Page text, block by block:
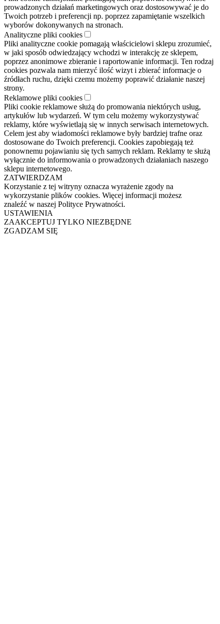
prowadzonych działań marketingowych oraz dostosowywać je do
Twoich potrzeb i preferencji np. poprzez zapamiętanie wszelkich
wyborów dokonywanych na stronach.
Analityczne pliki cookies
Pliki analityczne cookie pomagają właścicielowi sklepu zrozumieć,
w jaki sposób odwiedzający wchodzi w interakcję ze sklepem,
poprzez anonimowe zbieranie i raportowanie informacji. Ten rodzaj
cookies pozwala nam mierzyć ilość wizyt i zbierać informacje o
źródłach ruchu, dzięki czemu możemy poprawić działanie naszej
strony.
Reklamowe pliki cookies
Pliki cookie reklamowe służą do promowania niektórych usług,
artykułów lub wydarzeń. W tym celu możemy wykorzystywać
reklamy, które wyświetlają się w innych serwisach internetowych.
Celem jest aby wiadomości reklamowe były bardziej trafne oraz
dostosowane do Twoich preferencji. Cookies zapobiegają też
ponownemu pojawianiu się tych samych reklam. Reklamy te służą
wyłącznie do informowania o prowadzonych działaniach naszego
sklepu internetowego.
ZATWIERDZAM
Korzystanie z tej witryny oznacza wyrażenie zgody na
wykorzystanie plików cookies. Więcej informacji możesz
znaleźć w naszej Polityce Prywatności.
USTAWIENIA
ZAAKCEPTUJ TYLKO NIEZBĘDNE
ZGADZAM SIĘ